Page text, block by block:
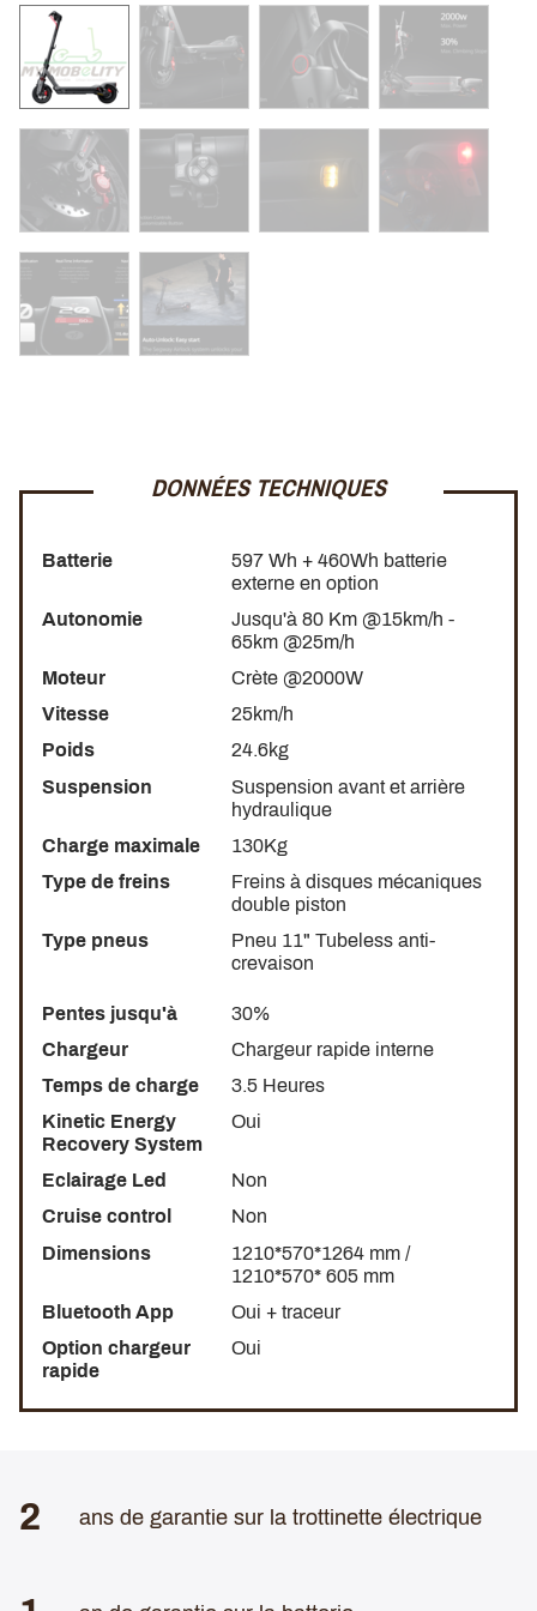
DONNÉES TECHNIQUES
Batterie
597 Wh + 460Wh batterie
externe en option
Autonomie
Jusqu'à 80 Km @15km/h -
65km @25m/h
Moteur
Crète @2000W
Vitesse
25km/h
Poids
24.6kg
Suspension
Suspension avant et arrière
hydraulique
Charge maximale
130Kg
Type de freins
Freins à disques mécaniques
double piston
Type pneus
Pneu 11" Tubeless anti-
crevaison
Pentes jusqu'à
30%
Chargeur
Chargeur rapide interne
Temps de charge
3.5 Heures
Kinetic Energy
Recovery System
Oui
Eclairage Led
Non
Cruise control
Non
Dimensions
1210*570*1264 mm /
1210*570* 605 mm
Bluetooth App
Oui + traceur
Option chargeur
rapide
Oui
2 ans de garantie sur la trottinette électrique